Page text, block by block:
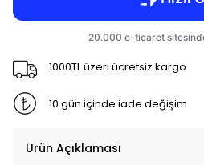
1000TL üzeri ücretsiz kargo
10 gün içinde iade değişim
Ürün Açıklaması